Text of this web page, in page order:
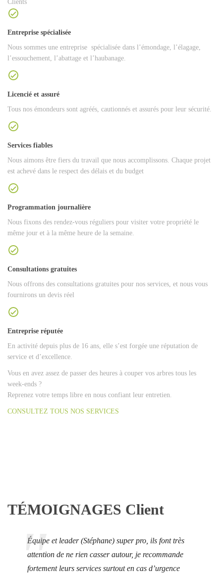
Clients
Entreprise spécialisée
Nous sommes une entreprise spécialisée dans l’émondage, l’élagage,
l’essouchement, l’abattage et l’haubanage.
Licencié et assuré
Tous nos émondeurs sont agréés, cautionnés et assurés pour leur sécurité.
Services fiables
Nous aimons être fiers du travail que nous accomplissons. Chaque projet
est achevé dans le respect des délais et du budget
Programmation journalière
Nous fixons des rendez-vous réguliers pour visiter votre propriété le
même jour et à la même heure de la semaine.
Consultations gratuites
Nous offrons des consultations gratuites pour nos services, et nous vous
fournirons un devis réel
Entreprise réputée
En activité depuis plus de 16 ans, elle s’est forgée une réputation de
service et d’excellence.
Vous en avez assez de passer des heures à couper vos arbres tous les
week-ends ?
Reprenez votre temps libre en nous confiant leur entretien.
CONSULTEZ TOUS NOS SERVICES
TÉMOIGNAGES Client
Équipe et leader (Stéphane) super pro, ils font très
attention de ne rien casser autour, je recommande
fortement leurs services surtout en cas d’urgence